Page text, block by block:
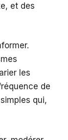
et des
les
de
qui,